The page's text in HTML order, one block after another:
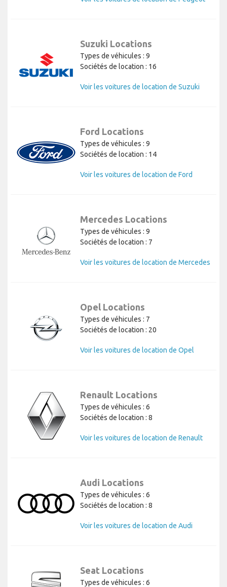
Suzuki Locations
Types de véhicules : 9
Sociétés de location : 16
Voir les voitures de location de Suzuki
Ford Locations
Types de véhicules : 9
Sociétés de location : 14
Voir les voitures de location de Ford
Mercedes Locations
Types de véhicules : 9
Sociétés de location : 7
Voir les voitures de location de Mercedes
Opel Locations
Types de véhicules : 7
Sociétés de location : 20
Voir les voitures de location de Opel
Renault Locations
Types de véhicules : 6
Sociétés de location : 8
Voir les voitures de location de Renault
Audi Locations
Types de véhicules : 6
Sociétés de location : 8
Voir les voitures de location de Audi
Seat Locations
Types de véhicules : 6